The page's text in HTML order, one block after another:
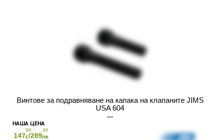
Винтове за подравняване на капака на клапаните JIMS
USA 604
147
96
€/289
38
лв.